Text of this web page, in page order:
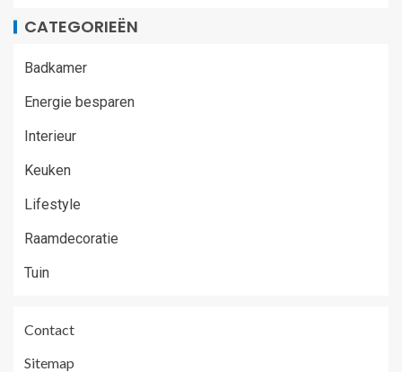
CATEGORIEËN
Badkamer
Energie besparen
Interieur
Keuken
Lifestyle
Raamdecoratie
Tuin
Contact
Sitemap